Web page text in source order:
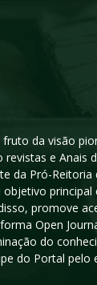
da visão
e Anais
da Pró-Reitoria
principal
promove
Open
do
do Portal pelo